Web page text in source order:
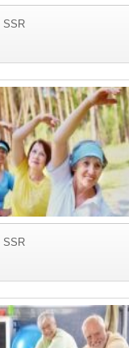
SSR
SSR